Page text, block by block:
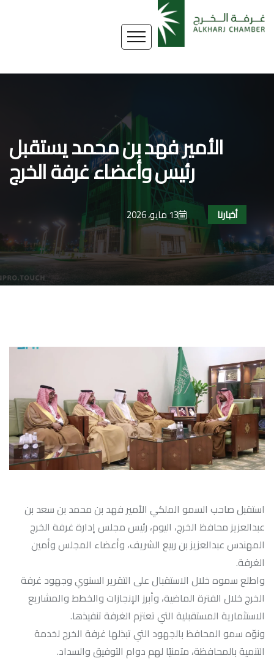
الأمير فهد بن محمد يستقبل
رئيس وأعضاء غرفة الخرج
أخبارنا 13 مايو، 2026
استقبل صاحب السمو الملكي الأمير فهد بن محمد بن سعد بن
عبدالعزيز محافظ الخرج، اليوم، رئيس مجلس إدارة غرفة الخرج
المهندس عبدالعزيز بن ربيع الشريف، وأعضاء المجلس وأمين
الغرفة.
واطلع سموه خلال الاستقبال على التقرير السنوي وجهود غرفة
الخرج خلال الفترة الماضية، وأبرز ‏الإنجازات والخطط والمشاريع
الاستثمارية المستقبلية التي تعتزم الغرفة تنفيذها. ‏
ونوّه سمو المحافظ بالجهود التي تبذلها غرفة الخرج لخدمة
التنمية بالمحافظة، متمنيًا لهم دوام التوفيق والسداد.